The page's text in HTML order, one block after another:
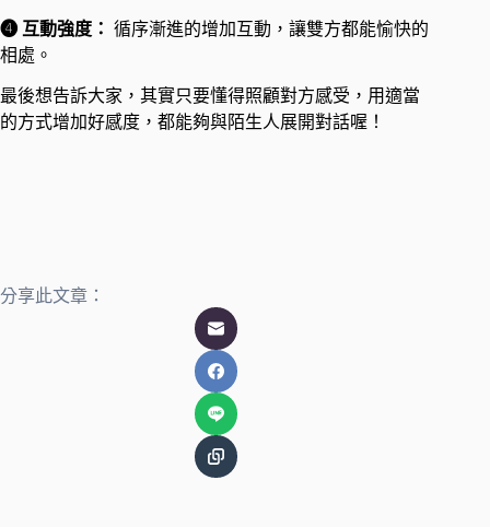
❹ 互動強度： 循序漸進的增加互動，讓雙方都能愉快的
相處。
最後想告訴大家，其實只要懂得照顧對方感受，用適當
的方式增加好感度，都能夠與陌生人展開對話喔！
分享此文章：